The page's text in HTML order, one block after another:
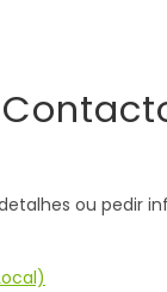
ou pedir